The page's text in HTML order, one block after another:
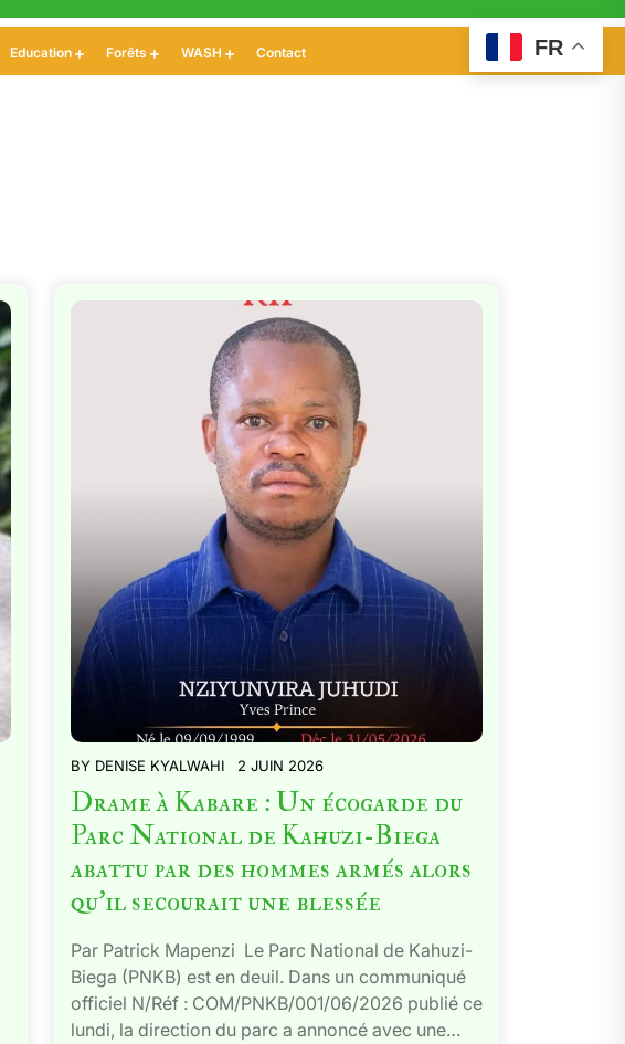
Education Forêts WASH Contact
BY DENISE KYALWAHI 2 JUIN 2026
Drame à Kabare : Un écogarde du
Parc National de Kahuzi-Biega
abattu par des hommes armés alors
qu’il secourait une blessée
Par Patrick Mapenzi Le Parc National de Kahuzi-
Biega (PNKB) est en deuil. Dans un communiqué
officiel N/Réf : COM/PNKB/001/06/2026 publié ce
lundi, la direction du parc a annoncé avec une…
FR